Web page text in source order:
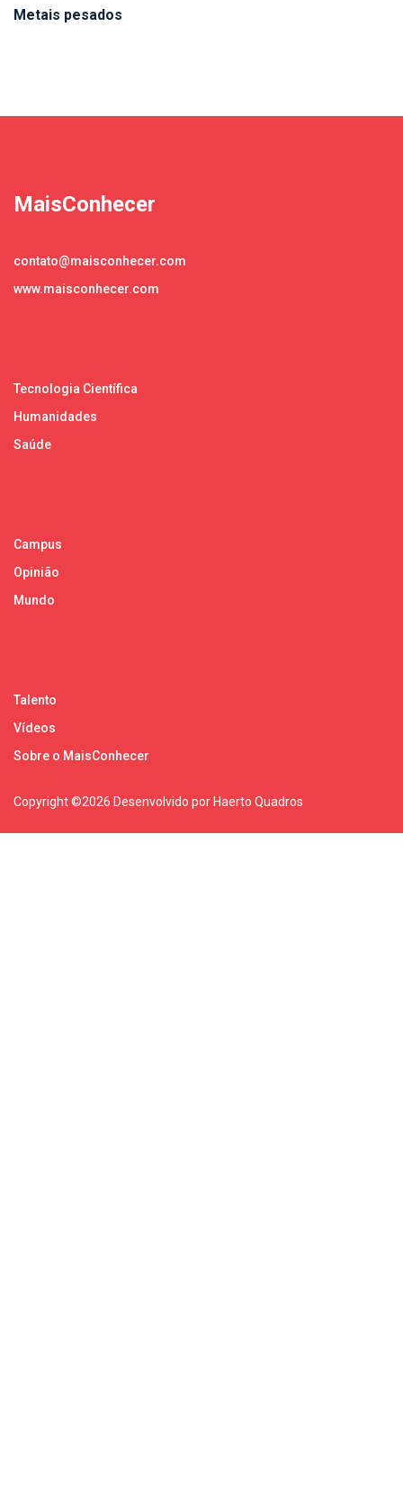
Metais pesados
MaisConhecer
contato@maisconhecer.com
www.maisconhecer.com
Tecnologia Científica
Humanidades
Saúde
Campus
Opinião
Mundo
Talento
Vídeos
Sobre o MaisConhecer
Copyright ©2026 Desenvolvido por Haerto Quadros